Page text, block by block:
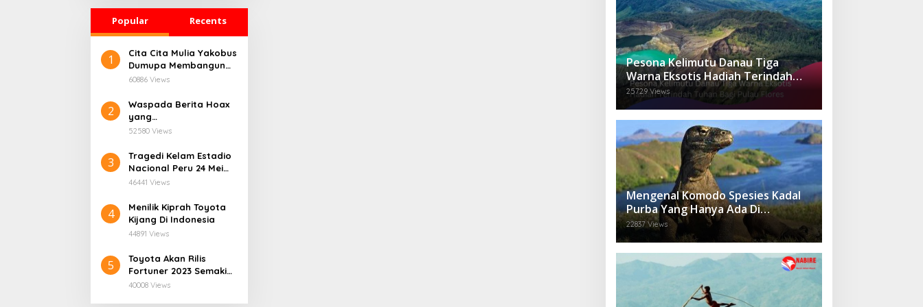
Popular Recents
1
Cita Cita Mulia Yakobus
Dumupa Membangun
Tanah Kelahiran.
60886 Views
2
Waspada Berita Hoax
yang
Mengatasnamakan
Provinsi Papua Tengah.
52580 Views
3
Tragedi Kelam Estadio
Nacional Peru 24 Mei
1964
46441 Views
4
Menilik Kiprah Toyota
Kijang Di Indonesia
44891 Views
5
Toyota Akan Rilis
Fortuner 2023 Semakin
User Friendly
40008 Views
Pesona Kelimutu Danau Tiga
Warna Eksotis Hadiah Terindah
Tuhan Bagi Pulau Flores
25729 Views
Mengenal Komodo Spesies Kadal
Purba Yang Hanya Ada Di
Indonesia.
22837 Views